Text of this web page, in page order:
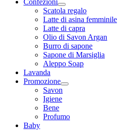
Confezioni
Scatola regalo
Latte di asina femminile
Latte di capra
Olio di Savon Argan
Burro di sapone
Sapone di Marsiglia
Aleppo Soap
Lavanda
Promozione
Savon
Igiene
Bene
Profumo
Baby